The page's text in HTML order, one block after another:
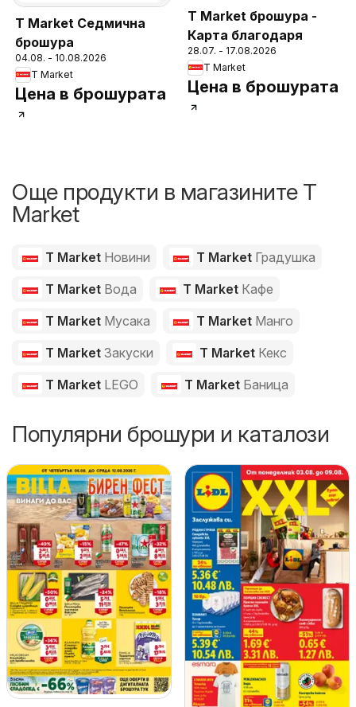
T Market Седмична
брошура
04.08. - 10.08.2026
T Market
Цена в брошурата
T Market брошура -
Карта благодаря
28.07. - 17.08.2026
T Market
Цена в брошурата
Още продукти в магазините T
Market
T Market Новини T Market Градушка
T Market Вода T Market Кафе
T Market Мусака T Market Манго
T Market Закуски T Market Кекс
T Market LEGO T Market Баница
Популярни брошури и каталози